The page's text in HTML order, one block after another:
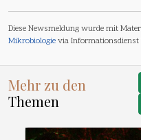
Diese Newsmeldung wurde mit
Mikrobiologievia Informationsdienst
Mehr zu den
Themen